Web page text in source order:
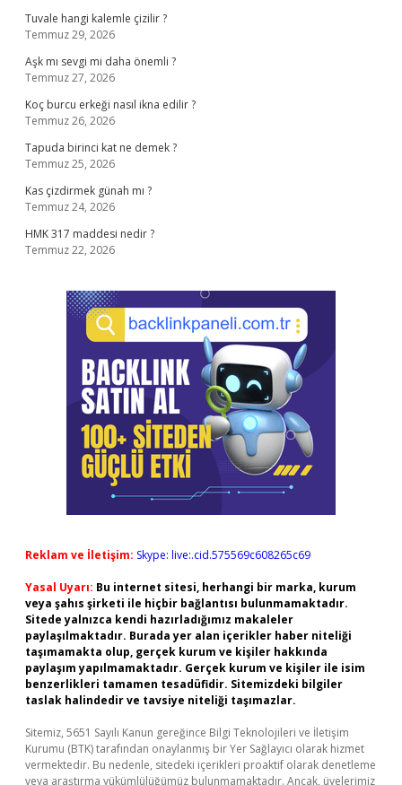
Tuvale hangi kalemle çizilir ?
Temmuz 29, 2026
Aşk mı sevgi mi daha önemli ?
Temmuz 27, 2026
Koç burcu erkeği nasıl ikna edilir ?
Temmuz 26, 2026
Tapuda birinci kat ne demek ?
Temmuz 25, 2026
Kas çizdirmek günah mı ?
Temmuz 24, 2026
HMK 317 maddesi nedir ?
Temmuz 22, 2026
Reklam ve İletişim: Skype: live:.cid.575569c608265c69
Yasal Uyarı: Bu internet sitesi, herhangi bir marka, kurum
veya şahıs şirketi ile hiçbir bağlantısı bulunmamaktadır.
Sitede yalnızca kendi hazırladığımız makaleler
paylaşılmaktadır. Burada yer alan içerikler haber niteliği
taşımamakta olup, gerçek kurum ve kişiler hakkında
paylaşım yapılmamaktadır. Gerçek kurum ve kişiler ile isim
benzerlikleri tamamen tesadüfidir. Sitemizdeki bilgiler
taslak halindedir ve tavsiye niteliği taşımazlar.
Sitemiz, 5651 Sayılı Kanun gereğince Bilgi Teknolojileri ve İletişim
Kurumu (BTK) tarafından onaylanmış bir Yer Sağlayıcı olarak hizmet
vermektedir. Bu nedenle, sitedeki içerikleri proaktif olarak denetleme
veya araştırma yükümlülüğümüz bulunmamaktadır. Ancak, üyelerimiz